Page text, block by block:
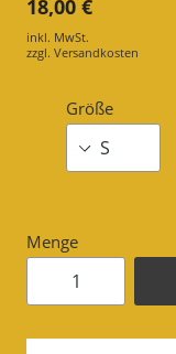
18,00 €
inkl. MwSt.
zzgl. Versandkosten
Größe
Menge